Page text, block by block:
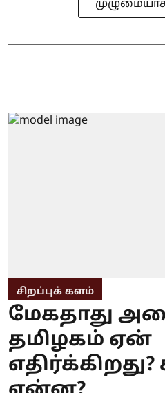
சிறப்புக் களம்
மேகதாது
தமிழகம் ஏன்